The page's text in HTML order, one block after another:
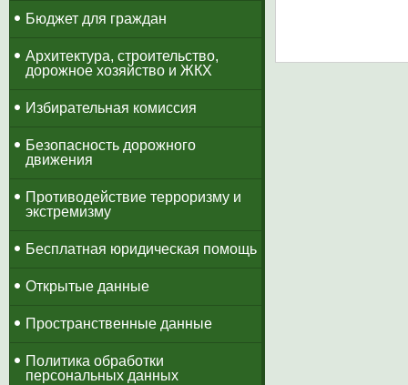
Бюджет для граждан
Архитектура, строительство,
дорожное хозяйство и ЖКХ
Избирательная комиссия
Безопасность дорожного
движения
Противодействие терроризму и
экстремизму
Бесплатная юридическая помощь
Открытые данные
Пространственные данные
Политика обработки
персональных данных